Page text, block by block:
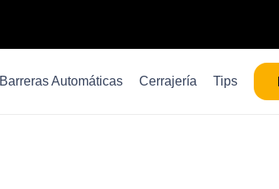
Barreras Automáticas Cerrajería Tips